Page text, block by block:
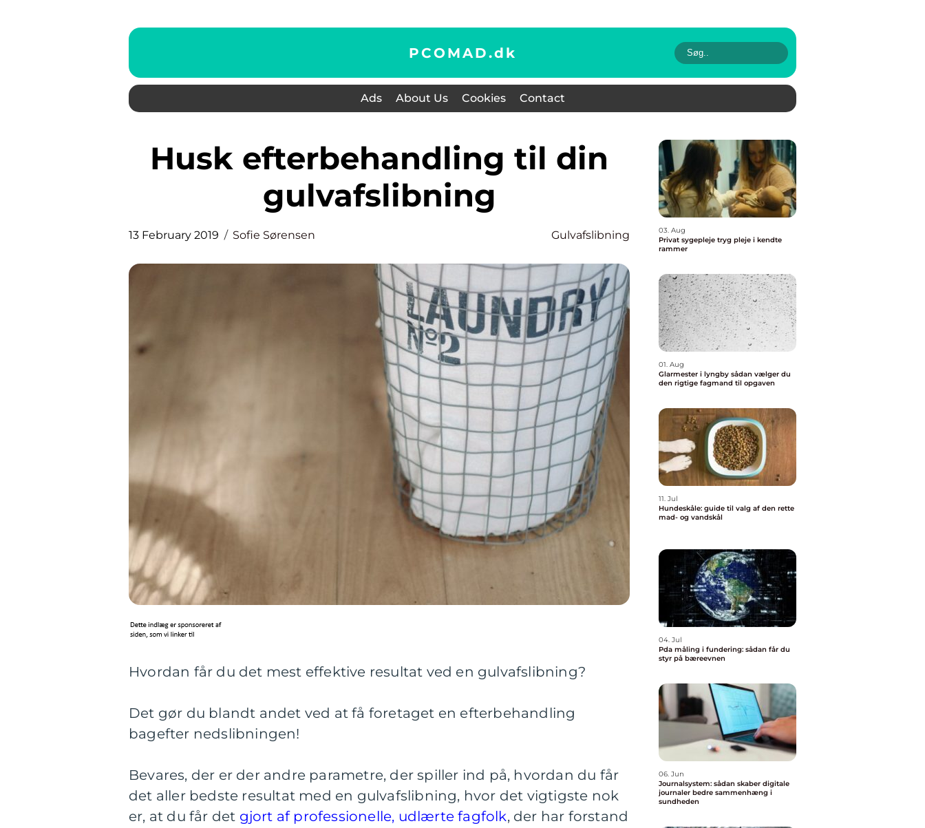
PCOMAD.dk
Ads About Us Cookies Contact
Husk efterbehandling til din
gulvafslibning
13 February 2019 Sofie Sørensen Gulvafslibning
Hvordan får du det mest effektive resultat ved en gulvafslibning?
Det gør du blandt andet ved at få foretaget en efterbehandling
bagefter nedslibningen!
Bevares, der er der andre parametre, der spiller ind på, hvordan du får
det aller bedste resultat med en gulvafslibning, hvor det vigtigste nok
er, at du får det gjort af professionelle, udlærte fagfolk, der har forstand
03. Aug
Privat sygepleje tryg pleje i kendte
rammer
01. Aug
Glarmester i lyngby sådan vælger du
den rigtige fagmand til opgaven
11. Jul
Hundeskåle: guide til valg af den rette
mad- og vandskål
04. Jul
Pda måling i fundering: sådan får du
styr på bæreevnen
06. Jun
Journalsystem: sådan skaber digitale
journaler bedre sammenhæng i
sundheden